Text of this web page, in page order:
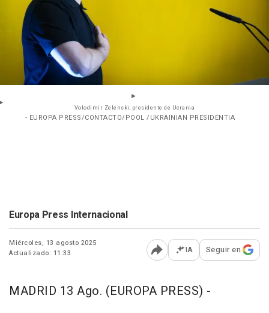
Volodimir Zelenski, presidente de Ucrania
- EUROPA PRESS/CONTACTO/POOL /UKRAINIAN PRESIDENTIA
Europa Press Internacional
Miércoles, 13 agosto 2025
Actualizado: 11:33
Abrir opciones para
IA Seguir en
MADRID 13 Ago. (EUROPA PRESS) -